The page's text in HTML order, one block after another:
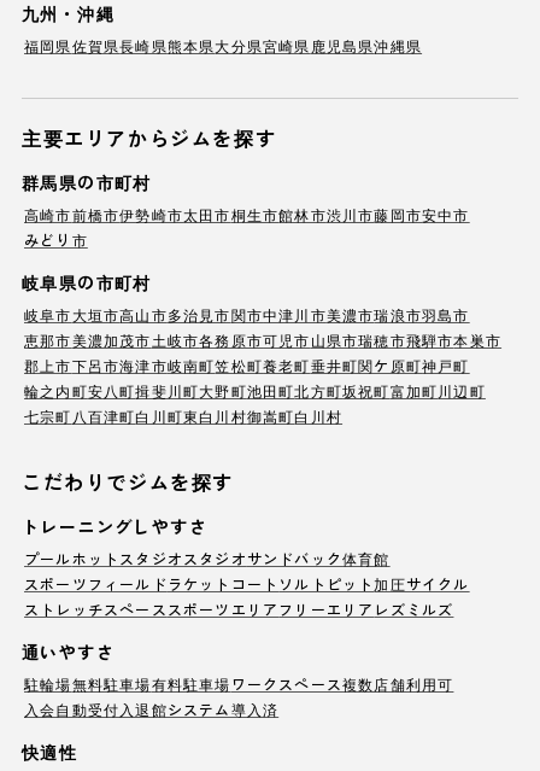
九州・沖縄
福岡県佐賀県長崎県熊本県大分県宮崎県 鹿児島県沖縄県
主要エリアからジムを探す
群馬県の市町村
高崎市前橋市伊勢崎市太田市桐生市館林市渋川市藤岡市安中市
みどり市
岐阜県の市町村
岐阜市大垣市高山市多治見市関市中津川市美濃市瑞浪市羽島市
恵那市美濃加茂市土岐市各務原市可児市山県市瑞穂市飛騨市本巣市
郡上市下呂市海津市岐南町笠松町養老町垂井町関ケ原町神戸町
輪之内町安八町揖斐川町大野町池田町北方町坂祝町富加町川辺町
七宗町 八百津町白川町東白川村御嵩町白川村
こだわりでジムを探す
トレーニングしやすさ
プールホットスタジオ スタジオサンドバック体育館
スポーツフィールド ラケットコート ソルトピット加圧サイクル
ストレッチスペース スポーツエリア フリーエリア レズミルズ
通いやすさ
駐輪場無料駐車場有料駐車場ワークスペース複数店舗利用可
入会自動受付 入退館システム導入済
快適性